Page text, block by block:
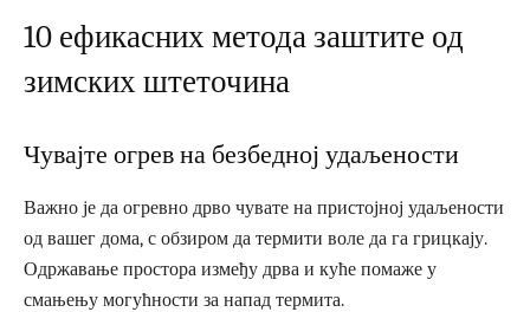
10 ефикасних метода заштите од
зимских штеточина
Чувајте огрев на безбедној удаљености
Важно је да огревно дрво чувате на пристојној удаљености
од вашег дома, с обзиром да термити воле да га грицкају.
Одржавање простора између дрва и куће помаже у
смањењу могућности за напад термита.